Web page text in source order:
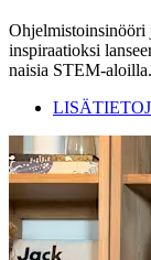
Ohjelmistoinsinööri
inspiraatioksi
naisia STEM-aloilla.